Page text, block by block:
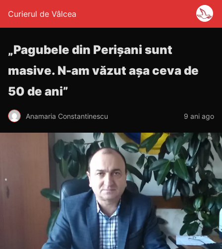
Curierul de Vâlcea
„Pagubele din Perișani sunt
masive. N-am văzut așa ceva de
50 de ani”
Anamaria Constantinescu 9 ani ago